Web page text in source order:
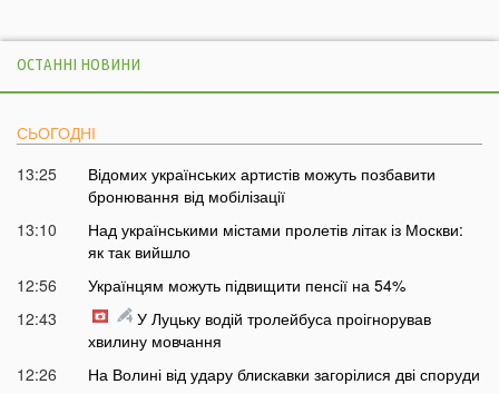
ОСТАННІ НОВИНИ
СЬОГОДНІ
13:25
Відомих українських артистів можуть позбавити
бронювання від мобілізації
13:10
Над українськими містами пролетів літак із Москви:
як так вийшло
12:56
Українцям можуть підвищити пенсії на 54%
12:43
У Луцьку водій тролейбуса проігнорував
хвилину мовчання
12:26
На Волині від удару блискавки загорілися дві споруди